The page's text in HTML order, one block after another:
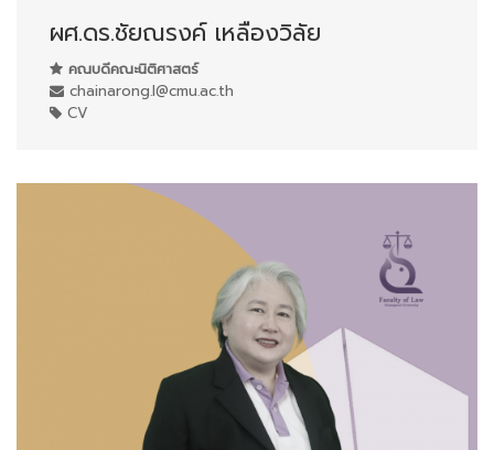
ผศ.ดร.ชัยณรงค์ เหลืองวิลัย
คณบดีคณะนิติศาสตร์
chainarong.l@cmu.ac.th
CV